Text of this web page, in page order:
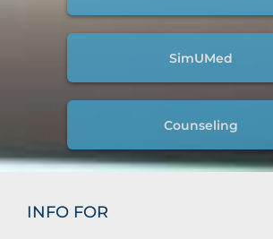
SimUMed
Counseling
INFO FOR